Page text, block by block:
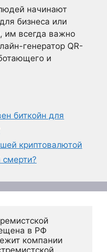
начинают
бизнеса или
им всегда важно
генератор QR-
и
биткойн для
криптовалютой
в РФ
компании